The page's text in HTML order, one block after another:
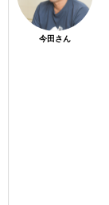
今田さん